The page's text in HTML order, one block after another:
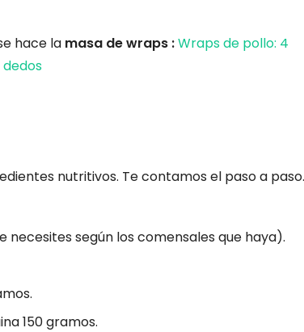
hace la masa de wraps :Wraps de pollo: 4
nutritivos. Te contamos el paso a paso.
necesites según los comensales que haya).
150 gramos.